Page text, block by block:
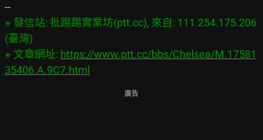
※ 發信站: 批踢踢實業坊(ptt.cc), 來自: 111.254.175.206
(臺灣)
※ 文章網址: https://www.ptt.cc/bbs/Chelsea/M.17581
35406.A.9C7.html
廣告